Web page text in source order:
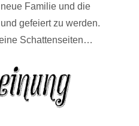
Familie und die
gefeiert zu werden.
Schattenseiten…